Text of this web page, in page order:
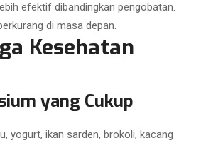
efektif dibandingkan pengobatan.
di masa depan.
Kesehatan
yang Cukup
yogurt, ikan sarden, brokoli, kacang